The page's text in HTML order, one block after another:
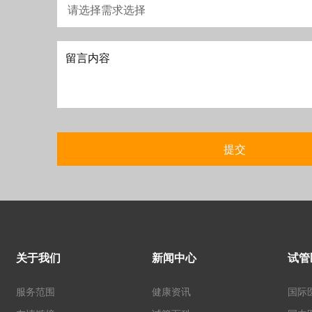
关于我们
服务范围
新闻中心
健康资讯
试
国际